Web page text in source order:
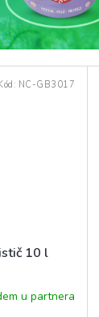
10 l
u partnera
NC-GB3017